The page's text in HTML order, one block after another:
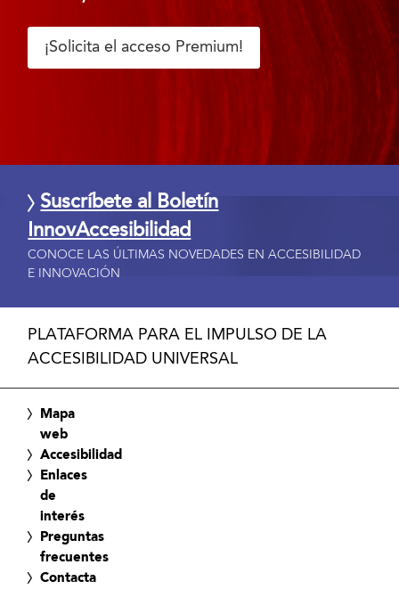
¡Solicita el acceso Premium!
Suscríbete al Boletín
InnovAccesibilidad
CONOCE LAS ÚLTIMAS NOVEDADES EN ACCESIBILIDAD
E INNOVACIÓN
PLATAFORMA PARA EL IMPULSO DE LA
ACCESIBILIDAD UNIVERSAL
Mapa
web
Accesibilidad
Enlaces
de
interés
Preguntas
frecuentes
Contacta